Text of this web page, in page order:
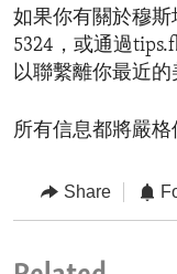
如果你有關於穆
5324，或通過
以聯繫離你最近的
所有信息都將嚴格
Share